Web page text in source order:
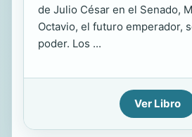
de Julio César en el Senado,
Octavio, el futuro emperador,
poder. Los ...
Ver Libro